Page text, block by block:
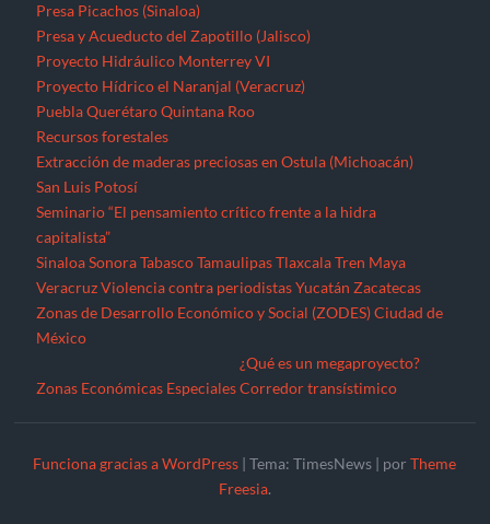
Presa Picachos (Sinaloa)
Presa y Acueducto del Zapotillo (Jalisco)
Proyecto Hidráulico Monterrey VI
Proyecto Hídrico el Naranjal (Veracruz)
Puebla Querétaro Quintana Roo
Recursos forestales
Extracción de maderas preciosas en Ostula (Michoacán)
San Luis Potosí
Seminario “El pensamiento crítico frente a la hidra
capitalista”
Sinaloa Sonora Tabasco Tamaulipas Tlaxcala Tren Maya
Veracruz Violencia contra periodistas Yucatán Zacatecas
Zonas de Desarrollo Económico y Social (ZODES) Ciudad de
México
Zonas Económicas Especiales
¿Qué es un megaproyecto?
Corredor transístimico
Funciona gracias a WordPress |Tema: TimesNews | porTheme
Freesia.